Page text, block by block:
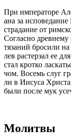
При им­пе­ра­то­ре
а­на за
стра­да­ние от
Со­глас­но древ­не­му
тя­за­ний бро­си­ли
лев рас­тер­зал ее
стал крот­ко
чом. Во­семь слуг
ли в Иису­са
бы­ли по­сле мук
Молитвы